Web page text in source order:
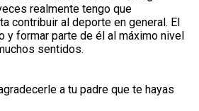
realmente tengo que
contribuir al deporte en general. El
y formar parte de él al máximo nivel
sentidos.
a tu padre que te hayas